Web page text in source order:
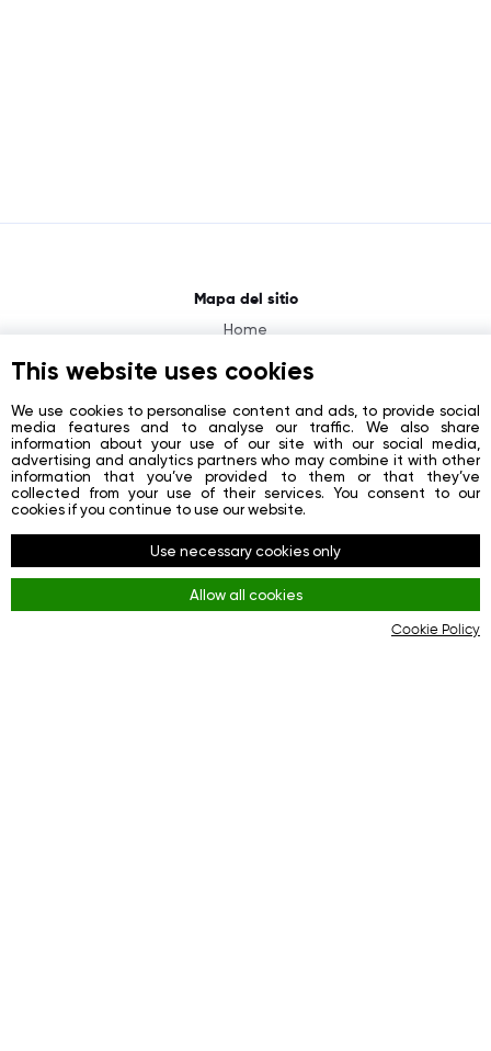
Mapa del sitio
Home
About
Contacts
Registration
Login
Redes sociales
Facebook
This website uses cookies
We use cookies to personalise content and ads, to provide social
media features and to analyse our traffic. We also share
information about your use of our site with our social media,
advertising and analytics partners who may combine it with other
information that you’ve provided to them or that they’ve
collected from your use of their services. You consent to our
cookies if you continue to use our website.
Use necessary cookies only
Allow all cookies
Cookie Policy